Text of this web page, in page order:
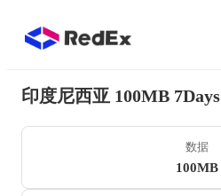
印度尼西亚 100MB 7Days
数据
100MB